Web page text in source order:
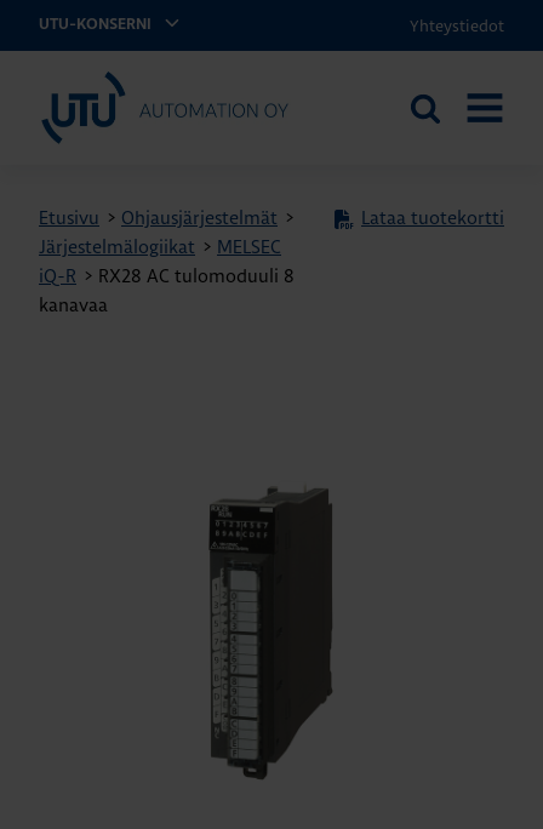
UTU-KONSERNI Yhteystiedot
UTU Automation
Etsi
Etusivu > Ohjausjärjestelmät >
Järjestelmälogiikat > MELSEC
iQ-R > RX28 AC tulomoduuli 8
kanavaa
Lataa tuotekortti